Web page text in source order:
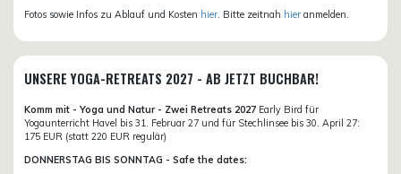
Fotos sowie Infos zu Ablauf und Kosten hier . Bitte zeitnah hier anmelden.
UNSERE YOGA-RETREATS 2027 - AB JETZT BUCHBAR!
Komm mit - Yoga und Natur - Zwei Retreats 2027 Early Bird für
Yogaunterricht Havel bis 31. Februar 27 und für Stechlinsee bis 30. April 27:
175 EUR (statt 220 EUR regulär)
DONNERSTAG BIS SONNTAG - Safe the dates: